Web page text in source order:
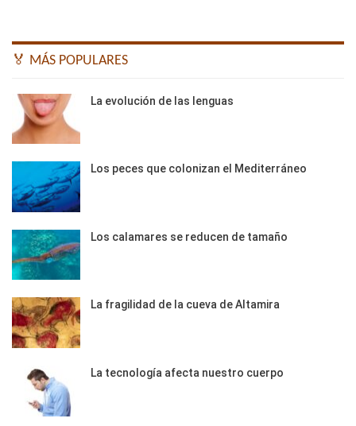
🏅 MÁS POPULARES
La evolución de las lenguas
Los peces que colonizan el Mediterráneo
Los calamares se reducen de tamaño
La fragilidad de la cueva de Altamira
La tecnología afecta nuestro cuerpo